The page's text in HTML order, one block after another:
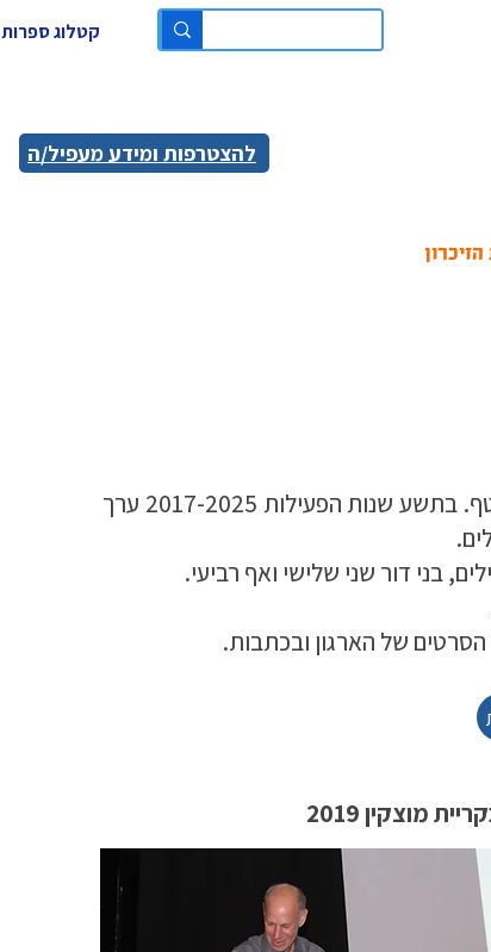
קטלוג ספרות
להצטרפות ומידע מעפיל/ה
ארגון מעפילי קפריסין (ע"ר) עורך כנסים ואירועי הנצחה באופן שוטף. בתשע שנות הפעילות 2017-2025 ערך
בני דור שני שלישי ואף רביעי.
של הארגון ובכתבות.​​​​
מוצקין 2019